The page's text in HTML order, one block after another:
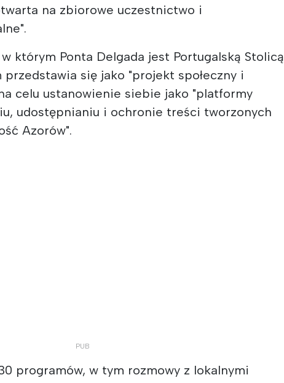
na zbiorowe uczestnictwo i
którym Ponta Delgada jest Portugalską Stolicą
przedstawia się jako "projekt społeczny i
celu ustanowienie siebie jako "platformy
udostępnianiu i ochronie treści tworzonych
Azorów".
programów, w tym rozmowy z lokalnymi